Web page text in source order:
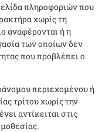
πληροφοριών που
χωρίς τη
αναφέρονται ή η
των οποίων δεν
που προβλέπει ο
περιεχομένου ή
τρίτου χωρίς την
αντίκειται στις